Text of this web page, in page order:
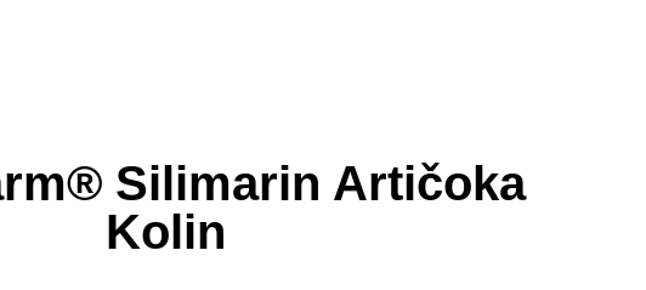
Silimarin Artičoka
Kolin